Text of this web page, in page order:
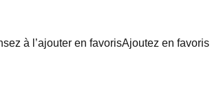
à l’ajouter en favorisAjoutez en favoris